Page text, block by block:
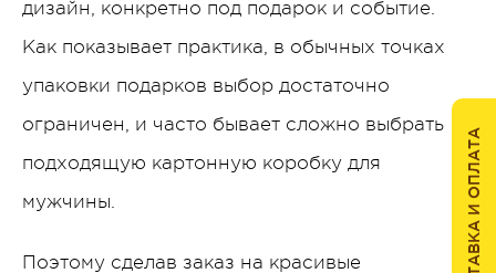
дизайн, конкретно под подарок и событие.
Как показывает практика, в обычных точках
упаковки подарков выбор достаточно
ограничен, и часто бывает сложно выбрать
подходящую картонную коробку для
мужчины.
Поэтому сделав заказ на красивые
ДОСТАВКА И ОПЛАТА